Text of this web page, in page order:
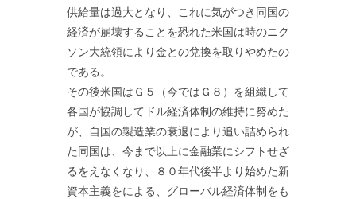
供給量は過大となり、これに気がつき同国の
経済が崩壊することを恐れた米国は時のニク
ソン大統領により金との兌換を取りやめたの
である。
その後米国はＧ５（今ではＧ８）を組織して
各国が協調してドル経済体制の維持に努めた
が、自国の製造業の衰退により追い詰められ
た同国は、今まで以上に金融業にシフトせざ
るをえなくなり、８０年代後半より始めた新
資本主義をによる、グローバル経済体制をも